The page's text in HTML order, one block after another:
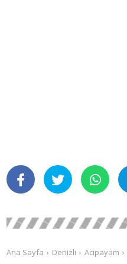
Ana Sayfa Denizli Acıpayam